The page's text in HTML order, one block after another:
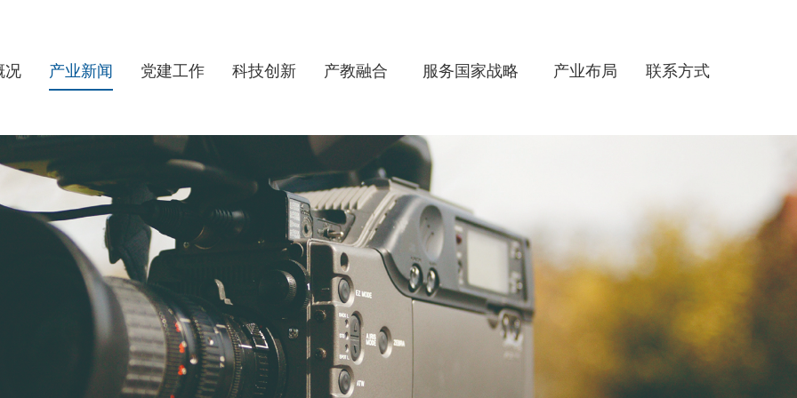
况 产业新闻 党建工作 科技创新 产教融合 服务国家战略 产业布局 联系方式